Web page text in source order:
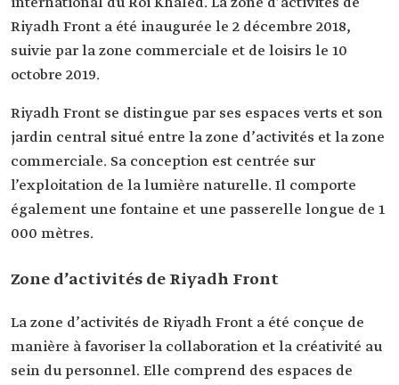
Riyadh Front a été inaugurée le 2 décembre 2018,
suivie par la zone commerciale et de loisirs le 10
octobre 2019.
Riyadh Front se distingue par ses espaces verts et son
jardin central situé entre la zone d’activités et la zone
commerciale. Sa conception est centrée sur
l’exploitation de la lumière naturelle. Il comporte
également une fontaine et une passerelle longue de 1
000 mètres.
Zone d’activités de Riyadh Front
La zone d’activités de Riyadh Front a été conçue de
manière à favoriser la collaboration et la créativité au
sein du personnel. Elle comprend des espaces de